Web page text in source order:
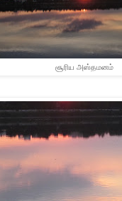
சூரிய அஸ்தமனம்